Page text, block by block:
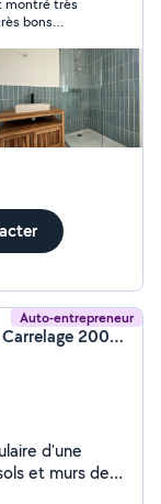
etc.). Je
à votre
meilleures
je serai ravi
montré très
bons
Auto-entrepreneur
Mohammad Alahmad (Nawa Carrelage 2002)
d'une
et murs de